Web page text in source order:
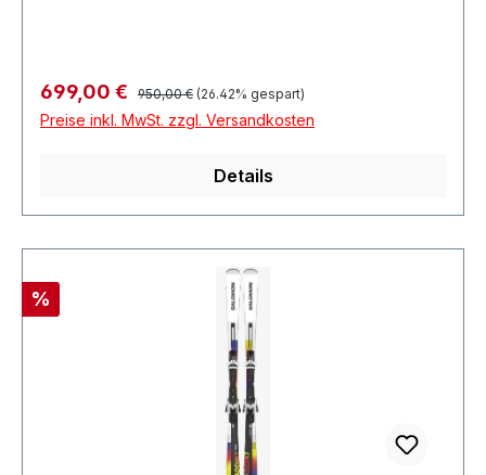
Verkaufspreis:
699,00 € Regulärer Preis:
950,00 € (26.42% gespart)
Preise inkl. MwSt. zzgl. Versandkosten
Details
Rabatt
%